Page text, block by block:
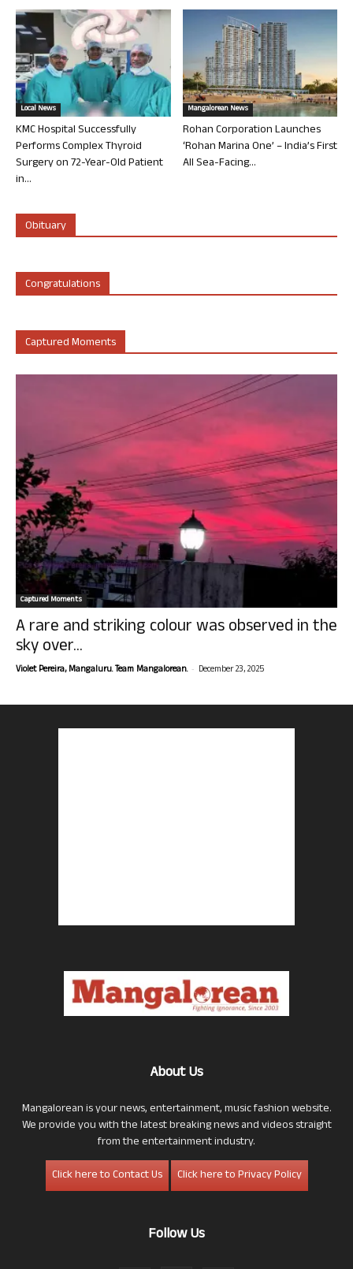
Local News
KMC Hospital Successfully
Performs Complex Thyroid
Surgery on 72-Year-Old Patient
in...
Mangalorean News
Rohan Corporation Launches
‘Rohan Marina One’ – India’s First
All Sea-Facing...
Obituary
Congratulations
Captured Moments
Captured Moments
A rare and striking colour was observed in the
sky over...
Violet Pereira, Mangaluru. Team Mangalorean. - December 23, 2025
About Us
Mangalorean is your news, entertainment, music fashion website.
We provide you with the latest breaking news and videos straight
from the entertainment industry.
Click here to Contact Us
Click here to Privacy Policy
Follow Us